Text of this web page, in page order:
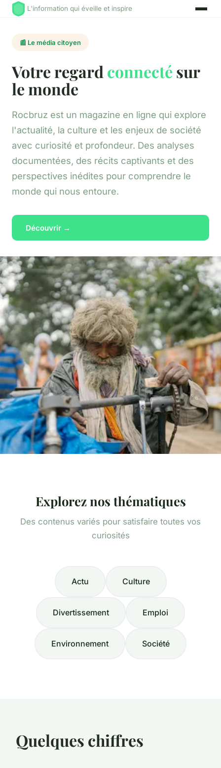
L'information qui éveille et inspire
📰 Le média citoyen
Votre regard connecté sur
le monde
Rocbruz est un magazine en ligne qui explore
l'actualité, la culture et les enjeux de société
avec curiosité et profondeur. Des analyses
documentées, des récits captivants et des
perspectives inédites pour comprendre le
monde qui nous entoure.
Découvrir →
Explorez nos thématiques
Des contenus variés pour satisfaire toutes vos
curiosités
Actu Culture
Divertissement Emploi
Environnement Société
Quelques chiffres